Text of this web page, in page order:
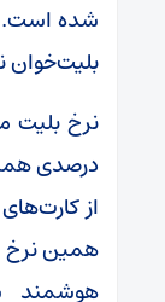
شده است.
بلیت‌خوان
درصدی
از
همین نرخ